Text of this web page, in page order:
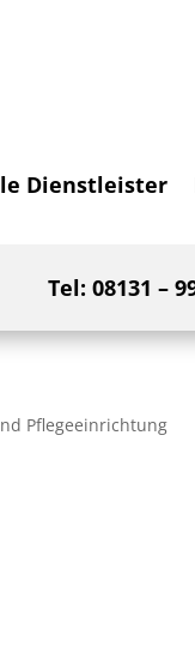
Dienstleister
Tel: 08131 –
Pflegeeinrichtung